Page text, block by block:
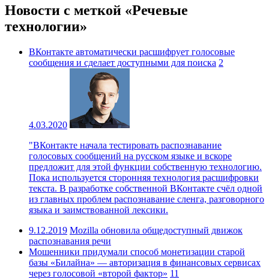
Новости с меткой «Речевые
технологии»
ВКонтакте автоматически расшифрует голосовые
сообщения и сделает доступными для поиска 2
4.03.2020
"ВКонтакте начала тестировать распознавание
голосовых сообщений на русском языке и вскоре
предложит для этой функции собственную технологию.
Пока используется сторонняя технология расшифровки
текста. В разработке собственной ВКонтакте счёл одной
из главных проблем распознавание сленга, разговорного
языка и заимствованной лексики.
9.12.2019 Mozilla обновила общедоступный движок
распознавания речи
Мошенники придумали способ монетизации старой
базы «Билайна» — авторизация в финансовых сервисах
через голосовой «второй фактор» 11